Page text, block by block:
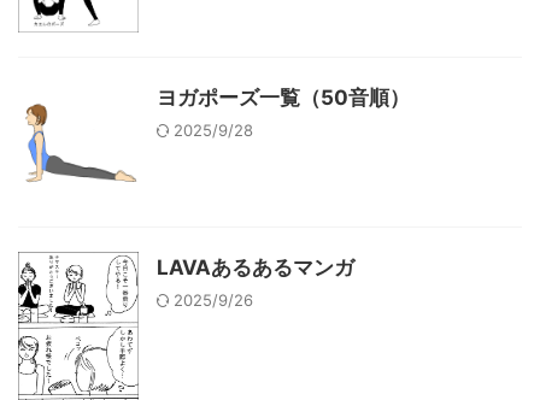
ヨガポーズ一覧（50音順）
2025/9/28
LAVAあるあるマンガ
2025/9/26